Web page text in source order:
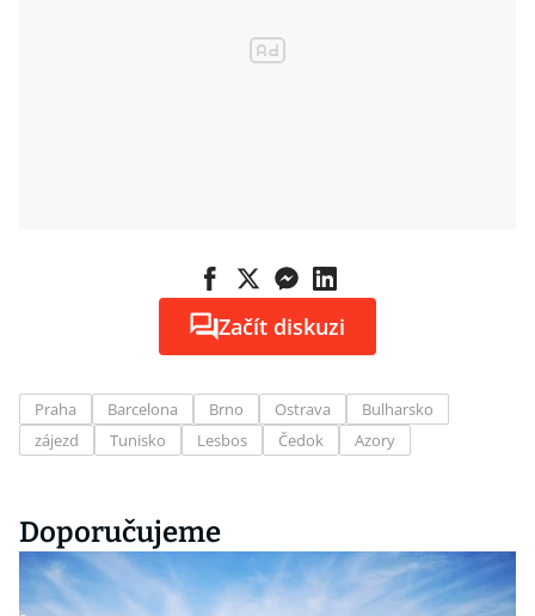
Začít diskuzi
Praha Barcelona Brno Ostrava
Bulharsko
zájezd
Tunisko Lesbos Čedok Azory
Doporučujeme